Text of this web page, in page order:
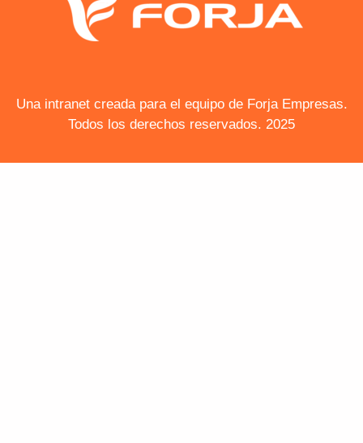
Una intranet creada para el equipo de Forja Empresas.
Todos los derechos reservados. 2025